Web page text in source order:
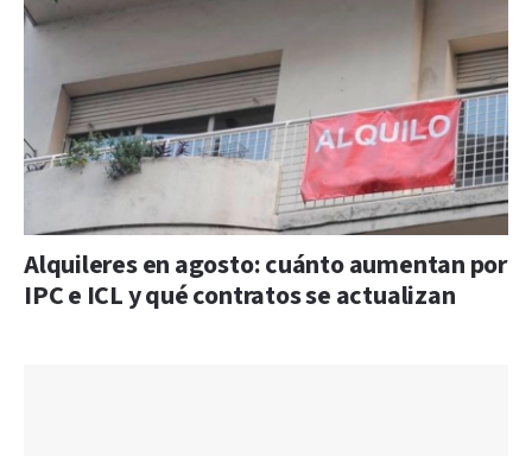
Alquileres en agosto: cuánto aumentan por
IPC e ICL y qué contratos se actualizan